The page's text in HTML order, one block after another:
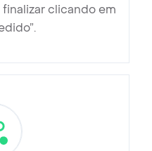
clicando em